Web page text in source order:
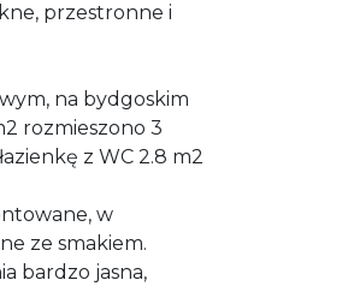
przestronne i
na bydgoskim
rozmieszono 3
z WC 2.8 m2
w
ze smakiem.
bardzo jasna,